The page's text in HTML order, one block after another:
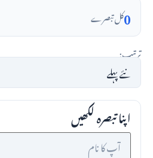
0کل تبصرے
ترتیب:
اپنا تبصرہ لکھیں